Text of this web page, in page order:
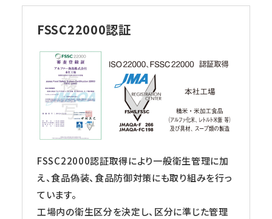
FSSC22000認証
FSSC22000認証取得により一般衛生管理に加
え、食品偽装、食品防御対策にも取り組みを行っ
ています。
工場内の衛生区分を決定し、区分に準じた管理